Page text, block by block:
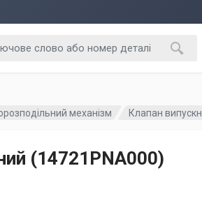
механізм Клапан
(14721PNA000)